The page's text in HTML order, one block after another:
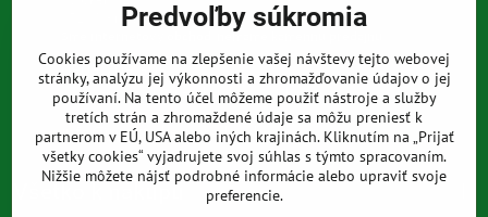
851 03 Bratislava
Sme internetový obchod, nemáme kamennú predajňu.
0903 709 305
(08:00 - 20:00 vrátane víkendov a sviatkov)
info​@prakticke-naradie​.sk
Všetko k nákupu
Predvoľby súkromia
Cookies používame na zlepšenie vašej návštevy tejto webovej
stránky, analýzu jej výkonnosti a zhromažďovanie údajov o jej
používaní. Na tento účel môžeme použiť nástroje a služby
tretích strán a zhromaždené údaje sa môžu preniesť k
partnerom v EÚ, USA alebo iných krajinách. Kliknutím na „Prijať
všetky cookies“ vyjadrujete svoj súhlas s týmto spracovaním.
Nižšie môžete nájsť podrobné informácie alebo upraviť svoje
preferencie.